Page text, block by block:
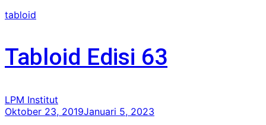
tabloid
Tabloid Edisi 63
LPM Institut
Oktober 23, 2019Januari 5, 2023